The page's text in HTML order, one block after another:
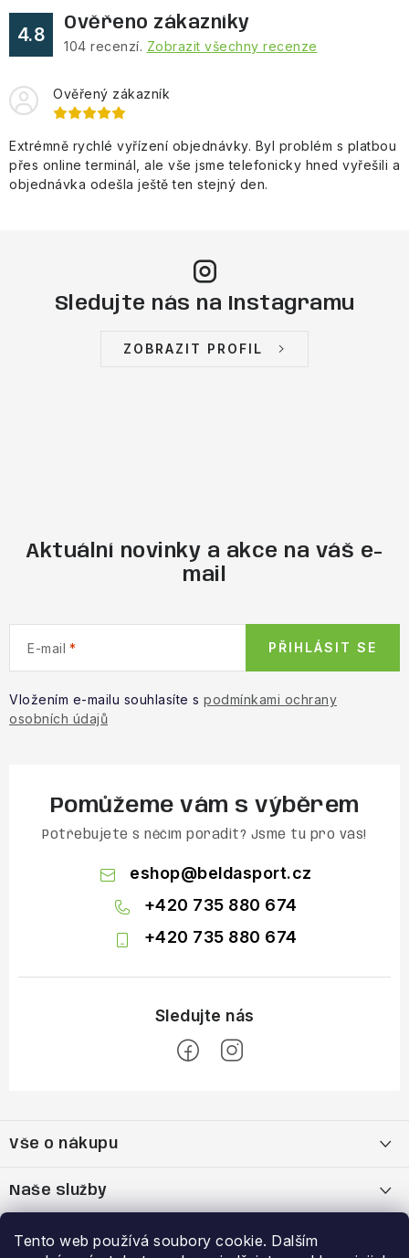
Tento web používá soubory cookie. Dalším
4.8
Ověřeno zákazníky
104 recenzí. Zobrazit všechny recenze
Ověřený zákazník
Extrémně rychlé vyřízení objednávky. Byl problém s platbou
přes online terminál, ale vše jsme telefonicky hned vyřešili a
objednávka odešla ještě ten stejný den.
Sledujte nás na Instagramu
ZOBRAZIT PROFIL
Aktuální novinky a akce na váš e-
mail
E-mail
Vložením e-mailu souhlasíte s podmínkami ochrany
osobních údajů
PŘIHLÁSIT SE
Pomůžeme vám s výběrem
Potřebujete s něčím poradit? Jsme tu pro vás!
eshop@beldasport.cz
+420 735 880 674
+420 735 880 674
p
t
Vše o nákupu
Naše služby
Výhody a slevy